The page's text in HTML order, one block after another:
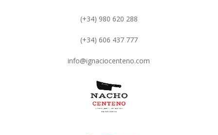
(+34) 980 620 288
(+34) 606 437 777
info@ignaciocenteno.com